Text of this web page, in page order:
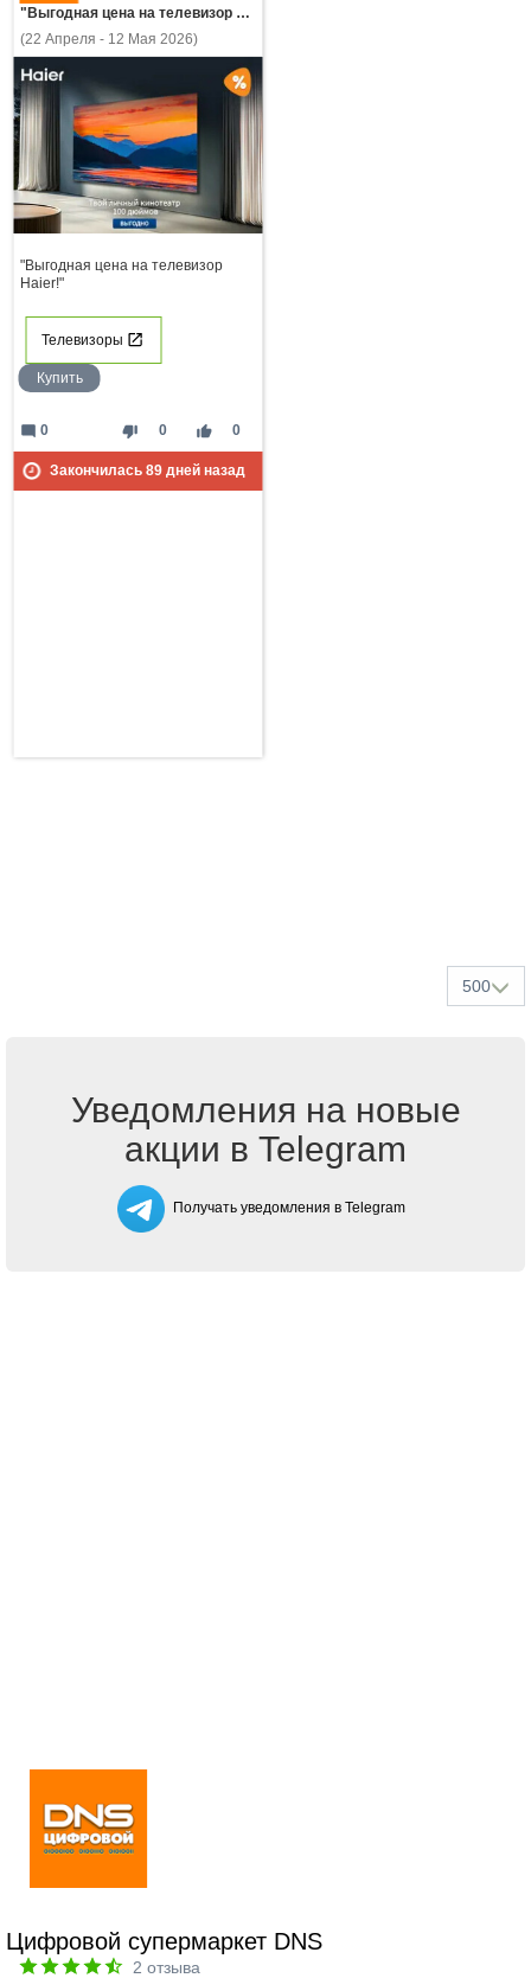
"Выгодная цена на телевизор Haier!"
(22 Апреля - 12 Мая 2026)
"Выгодная цена на телевизор
Haier!"
Телевизоры
Купить
thumb_down 0 thumb_up 0
mode_comment 0
Закончилась 89дней назад
500
Уведомления на новые
акции в Telegram
Получать уведомления в Telegram
Цифровой супермаркет DNS
2 отзыва